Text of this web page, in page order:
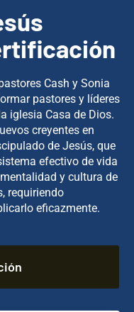
Cash y Sonia
pastores y líderes
iglesia Casa de Dios.
creyentes en
de Jesús, que
efectivo de vida
y cultura de
requiriendo
eficazmente.